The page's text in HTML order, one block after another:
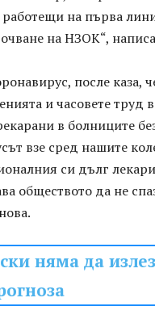
на първа
на НЗОК“,
после каза,
и часовете труд в
в болниците
взе сред нашите
си дълг
обществото да не
няма да